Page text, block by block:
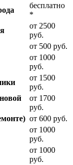
бесплатно
*
от 2500
руб.
от 500 руб.
от 1000
руб.
от 1500
руб.
от 1700
руб.
от 600 руб.
от 1000
руб.
от 1000
руб.